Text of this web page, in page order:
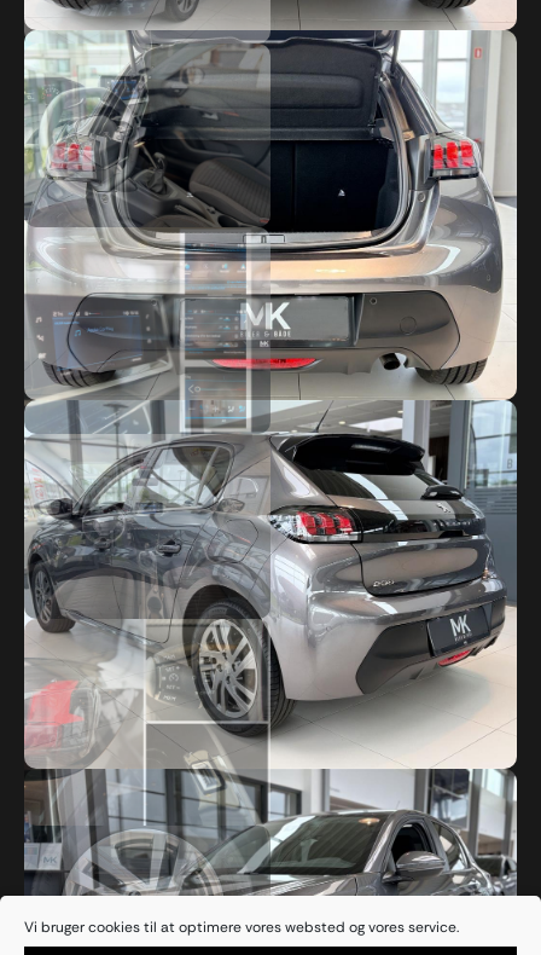
Vi bruger cookies til at optimere vores websted og vores service.